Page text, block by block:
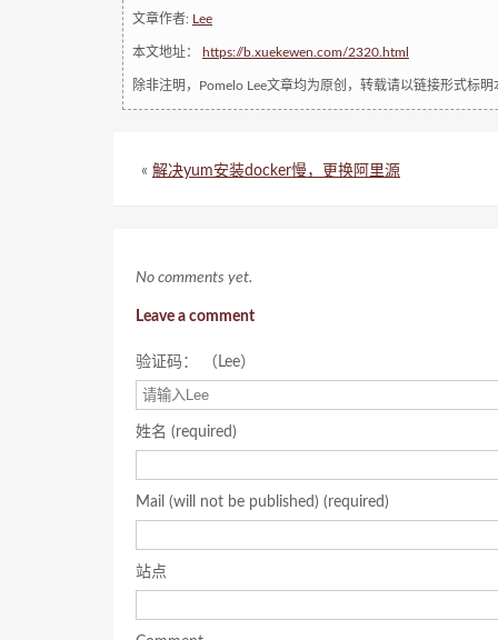
文章作者: Lee
本文地址： https://b.xuekewen.com/2320.html
除非注明，Pomelo Lee文章均为原创，转载请以链接形式标明
« 解决yum安装docker慢，更换阿里源
No comments yet.
Leave a comment
验证码： （Lee）
姓名 (required)
Mail (will not be published) (required)
站点